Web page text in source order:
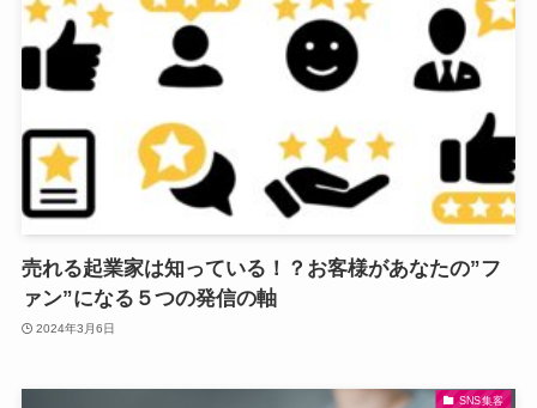
売れる起業家は知っている！？お客様があなたの”フ
ァン”になる５つの発信の軸
2024年3月6日
SNS集客